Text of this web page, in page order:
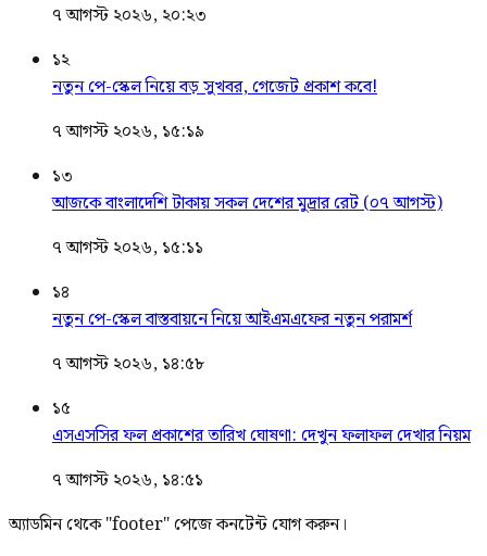
৭ আগস্ট ২০২৬, ২০:২৩
১২
নতুন পে-স্কেল নিয়ে বড় সুখবর, গেজেট প্রকাশ কবে!
৭ আগস্ট ২০২৬, ১৫:১৯
১৩
আজকে বাংলাদেশি টাকায় সকল দেশের মুদ্রার রেট (০৭ আগস্ট)
৭ আগস্ট ২০২৬, ১৫:১১
১৪
নতুন পে-স্কেল বাস্তবায়নে নিয়ে আইএমএফের নতুন পরামর্শ
৭ আগস্ট ২০২৬, ১৪:৫৮
১৫
এসএসসির ফল প্রকাশের তারিখ ঘোষণা: দেখুন ফলাফল দেখার নিয়ম
৭ আগস্ট ২০২৬, ১৪:৫১
অ্যাডমিন থেকে "footer" পেজে কনটেন্ট যোগ করুন।